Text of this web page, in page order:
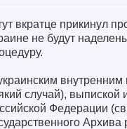
вкратце прикинул
не будут
внутренним
случай), выпиской
Федерации